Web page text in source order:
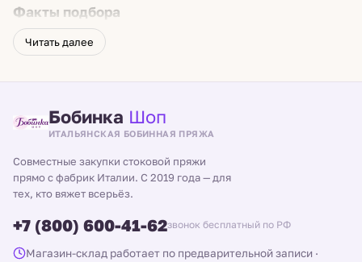
Факты подбора
Мерсеризованный хлопок обработан щёлочью под
натяжением: заметный блеск, глубокий цвет, выше
рисунок чистый.
Хлопок со стрейчем тянется и возвращает форму — для
Вопросы и ответы
Что связать из мерсеризованного хлопка?
Хлопок «растёт» при носке?
Читать далее
Бобинка Шоп
ИТАЛЬЯНСКАЯ БОБИННАЯ ПРЯЖА
Совместные закупки стоковой пряжи
прямо с фабрик Италии. С 2019 года — для
тех, кто вяжет всерьёз.
+7 (800) 600-41-62звонок бесплатный по РФ
Магазин-склад работает по предварительной записи ·